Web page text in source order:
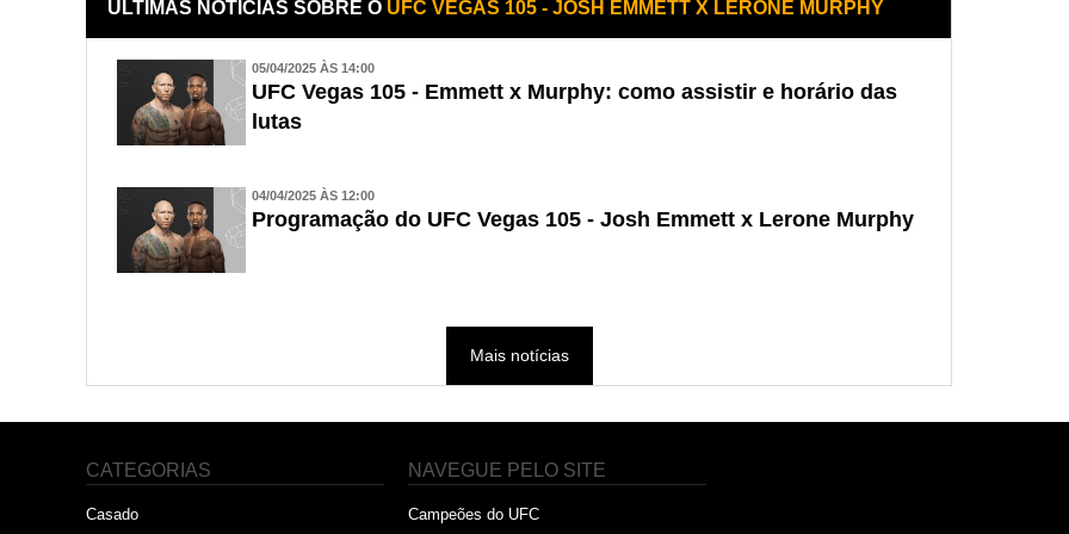
ÚLTIMAS NOTÍCIAS SOBRE O UFC VEGAS 105 - JOSH EMMETT X LERONE MURPHY
05/04/2025 ÀS 14:00
UFC Vegas 105 - Emmett x Murphy: como assistir e horário das
lutas
04/04/2025 ÀS 12:00
Programação do UFC Vegas 105 - Josh Emmett x Lerone Murphy
Mais notícias
CATEGORIAS
Casado
NAVEGUE PELO SITE
Campeões do UFC